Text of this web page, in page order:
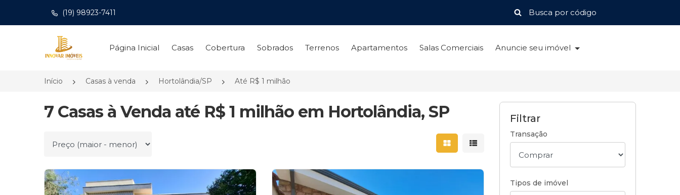
(19) 98923-7411
Página inicial
Página Inicial Casas Cobertura Sobrados Terrenos Apartamentos Salas Comerciais Anuncie seu imóvel
Início Casas à venda Hortolândia/SP Até R$ 1 milhão
7 Casas à Venda até R$ 1 milhão em Hortolândia, SP
Ordenar por Mostrar resultados em grade
Mostrar resultados em lista
Filtrar
Transação
Tipos de imóvel